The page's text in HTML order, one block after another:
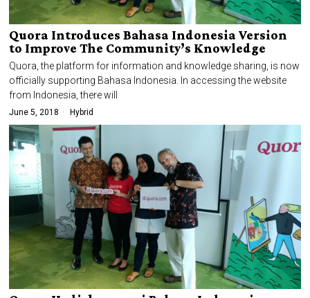
Quora Introduces Bahasa Indonesia Version
to Improve The Community’s Knowledge
Quora, the platform for information and knowledge sharing, is now
officially supporting Bahasa Indonesia. In accessing the website
from Indonesia, there will
June 5, 2018 Hybrid